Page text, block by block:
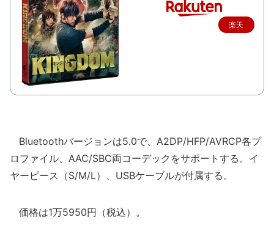
楽天
Bluetoothバージョンは5.0で、A2DP/HFP/AVRCP各プ
ロファイル、AAC/SBC両コーデックをサポートする。イ
ヤーピース（S/M/L）、USBケーブルが付属する。
価格は1万5950円（税込）。